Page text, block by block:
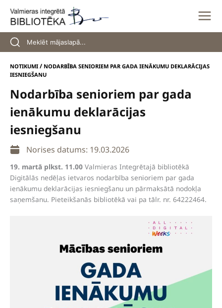
content
NOTIKUMI / NODARBĪBA SENIORIEM PAR GADA IENĀKUMU DEKLARĀCIJAS
IESNIEGŠANU
Nodarbība senioriem par gada
ienākumu deklarācijas
iesniegšanu
Norises datums: 19.03.2026
19. martā plkst. 11.00 Valmieras Integrētajā bibliotēkā
Digitālās nedēļas ietvaros nodarbība senioriem par gada
ienākumu deklarācijas iesniegšanu un pārmaksātā nodokļa
saņemšanu. Pieteikšanās bibliotēkā vai pa tālr. nr. 64222464.